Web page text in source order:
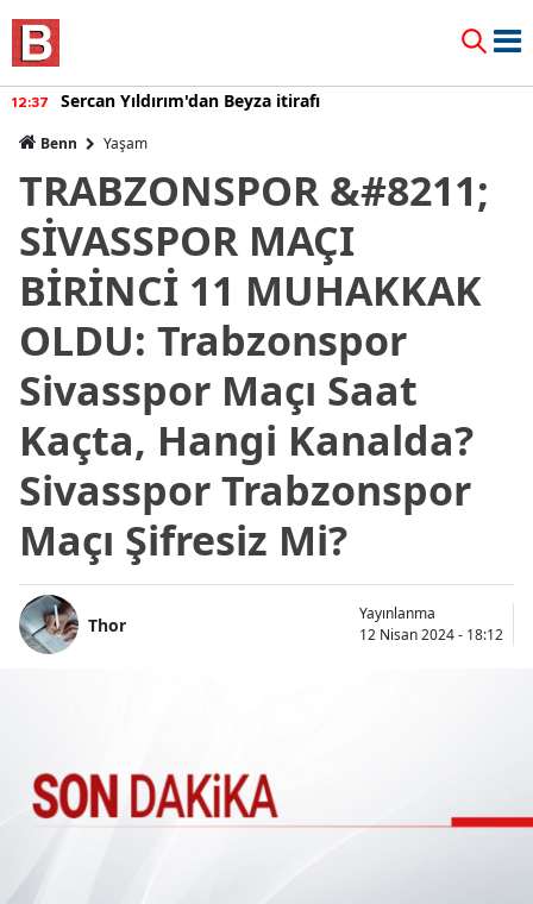
12:37 Sercan Yıldırım'dan Beyza itirafı
Benn Yaşam
TRABZONSPOR &#8211;
SİVASSPOR MAÇI
BİRİNCİ 11 MUHAKKAK
OLDU: Trabzonspor
Sivasspor Maçı Saat
Kaçta, Hangi Kanalda?
Sivasspor Trabzonspor
Maçı Şifresiz Mi?
Thor
Yayınlanma
12 Nisan 2024 - 18:12